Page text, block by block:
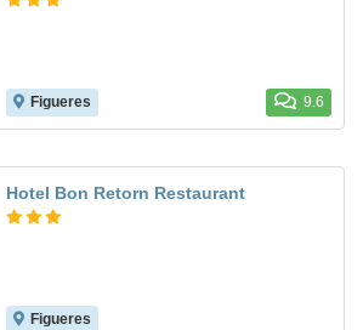
Figueres 9.6
Hotel Bon Retorn Restaurant
Figueres